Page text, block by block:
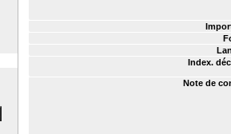
Index.
Note de